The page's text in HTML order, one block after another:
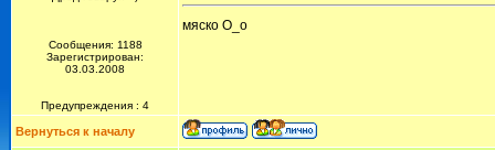
Сообщения: 1188
Зарегистрирован:
03.03.2008
Предупреждения : 4
мяско О_о
Вернуться к началу